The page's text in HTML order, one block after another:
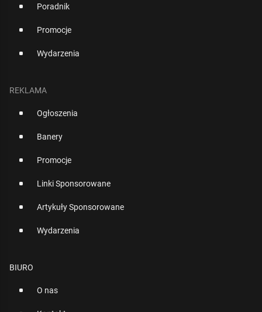
Poradnik
Promocje
Wydarzenia
REKLAMA
Ogłoszenia
Banery
Promocje
Linki Sponsorowane
Artykuły Sponsorowane
Wydarzenia
BIURO
O nas